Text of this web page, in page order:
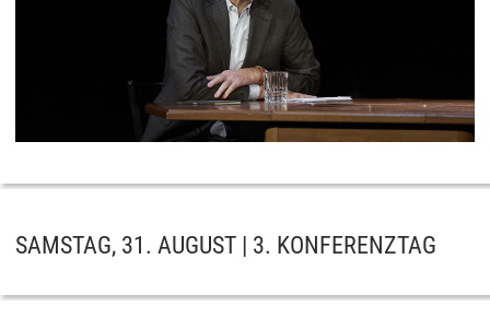
SAMSTAG, 31. AUGUST | 3. KONFERENZTAG